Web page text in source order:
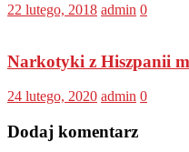
22 lutego, 2018 admin 0
Narkotyki z Hiszpanii
24 lutego, 2020 admin 0
Dodaj komentarz